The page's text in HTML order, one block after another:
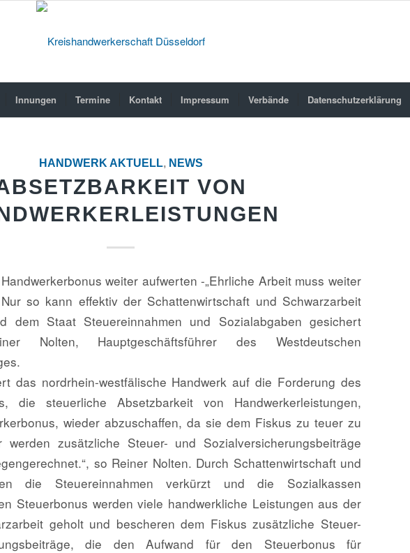
Innungen Termine Kontakt Impressum Verbände Datenschutzerklärung
HANDWERK AKTUELL, NEWS
VON
weiter aufwerten -„Ehrliche Arbeit muss weiter
so kann effektiv der Schattenwirtschaft und Schwarzarbeit
dem Staat Steuereinnahmen und Sozialabgaben gesichert
Nolten, Hauptgeschäftsführer des Westdeutschen
das nordrhein-westfälische Handwerk auf die Forderung des
die steuerliche Absetzbarkeit von Handwerkerleistungen,
wieder abzuschaffen, da sie dem Fiskus zu teuer zu
werden zusätzliche Steuer- und Sozialversicherungsbeiträge
so Reiner Nolten. Durch Schattenwirtschaft und
die Steuereinnahmen verkürzt und die Sozialkassen
Steuerbonus werden viele handwerkliche Leistungen aus der
geholt und bescheren dem Fiskus zusätzliche Steuer-
die den Aufwand für den Steuerbonus für